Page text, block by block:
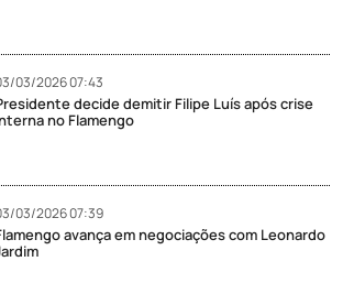
03/2026 07:43
decide demitir Filipe Luís após crise
no Flamengo
03/2026 07:39
avança em negociações com Leonardo